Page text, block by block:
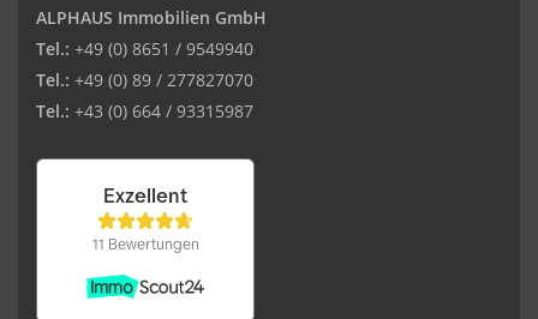
ALPHAUS Immobilien GmbH
Tel.: +49 (0) 8651 / 9549940
Tel.: +49 (0) 89 / 277827070
Tel.: +43 (0) 664 / 93315987